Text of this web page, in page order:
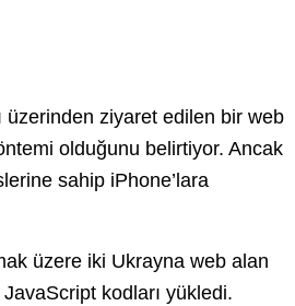
üzerinden ziyaret edilen bir web
olduğunu belirtiyor. Ancak
sahip iPhone’lara
üzere iki Ukrayna web alan
kodları yükledi.